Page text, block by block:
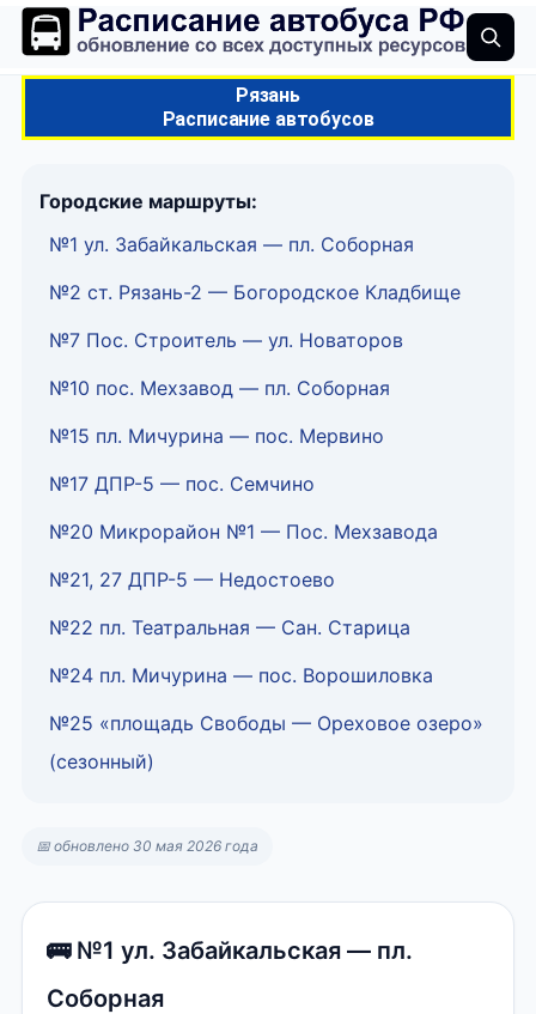
Рязань
Расписание автобусов
Городские маршруты:
№1 ул. Забайкальская — пл. Соборная
№2 ст. Рязань-2 — Богородское Кладбище
№7 Пос. Строитель — ул. Новаторов
№10 пос. Мехзавод — пл. Соборная
№15 пл. Мичурина — пос. Мервино
№17 ДПР-5 — пос. Семчино
№20 Микрорайон №1 — Пос. Мехзавода
№21, 27 ДПР-5 — Недостоево
№22 пл. Театральная — Сан. Старица
№24 пл. Мичурина — пос. Ворошиловка
№25 «площадь Свободы — Ореховое озеро»
(сезонный)
📅 обновлено 30 мая 2026 года
🚌 №1 ул. Забайкальская — пл.
Соборная